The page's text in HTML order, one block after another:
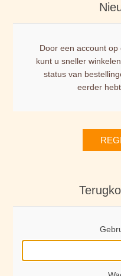
Door een account op
kunt u sneller
status van
eerder